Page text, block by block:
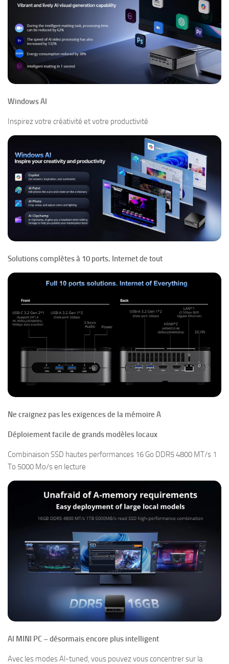
Windows Al
Inspirez votre créativité et votre productivité
Solutions complètes à 10 ports. Internet de tout
Ne craignez pas les exigences de la mémoire A
Déploiement facile de grands modèles locaux
Combinaison SSD hautes performances 16 Go DDR5 4800 MT/s 1
To 5000 Mo/s en lecture
Al MINI PC – désormais encore plus intelligent
Avec les modes Al-tuned, vous pouvez vous concentrer sur la